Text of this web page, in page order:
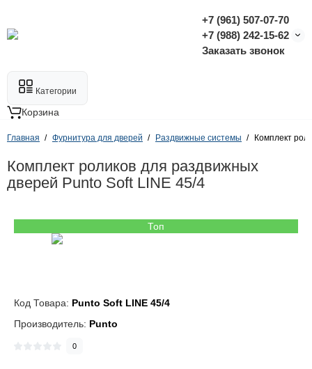
+7 (961) 507-07-70
+7 (988) 242-15-62
Заказать звонок
Категории
Корзина
Главная Фурнитура для дверей Раздвижные системы Комплект
Комплект роликов для раздвижных
дверей Punto Soft LINE 45/4
Топ
Код Товара: Punto Soft LINE 45/4
Производитель: Punto
0